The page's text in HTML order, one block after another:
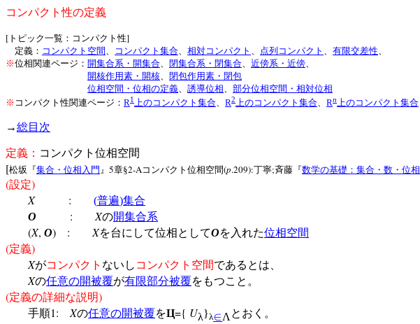
コンパクト性の定義
[ トピック一覧：コンパクト性]
定義： コンパクト空間 、 コンパクト集合、 相対コンパクト 、 点列コンパクト 、 有限交差性、
※位相関連ページ： 開集合系・開集合、 閉集合系・閉集合、 近傍系・近傍、
開核作用素・開核、 閉包作用素・閉包
位相空間・位相の定義、 誘導位相、 部分位相空間・相対位相
※ コンパクト性関連ページ： R1上のコンパクト集合、 R2上のコンパクト集合、 Rn上のコンパクト集合
→総目次
定義： コンパクト位相空間
[松坂『集合・位相入門 』 5章§2-Aコンパクト位相空間(p.209):丁寧;斉藤『数学の基礎：集合・数・位相
(設定)
X
: (普遍)集合
O
: Xの開集合系
(X, O) : Xを台にして位相としてOを入れた位相空間
(定義)
Xがコンパクト ないし コンパクト空間であるとは、
Xの任意の開被覆が有限部分被覆をもつこと。
(定義の詳細な説明)
手順1: Xの任意の開被覆をЦ={ Uλ}λ∈Λ とおく。